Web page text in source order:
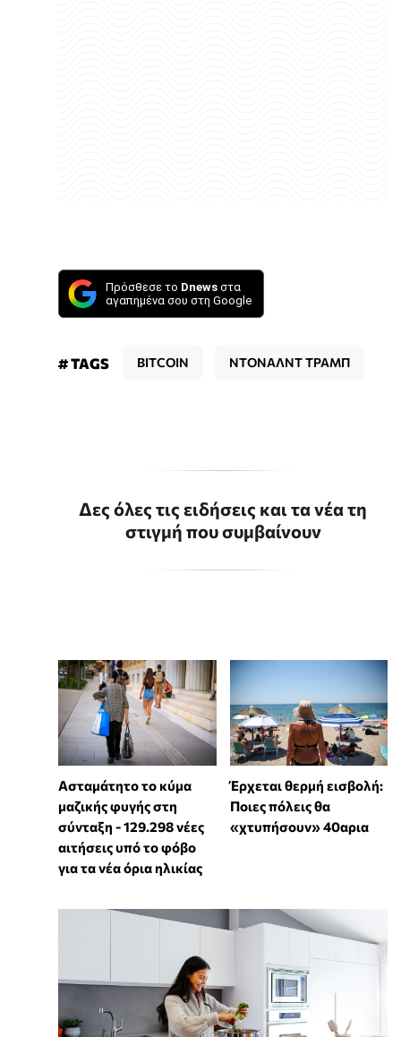
Πρόσθεσε το Dnews στα
αγαπημένα σου στη Google
# TAGS BITCOIN ΝΤΟΝΑΛΝΤ ΤΡΑΜΠ
Δες όλες τις ειδήσεις και τα νέα τη
στιγμή που συμβαίνουν
Ασταμάτητο το κύμα
μαζικής φυγής στη
σύνταξη - 129.298 νέες
αιτήσεις υπό το φόβο
για τα νέα όρια ηλικίας
Έρχεται θερμή εισβολή:
Ποιες πόλεις θα
«χτυπήσουν» 40αρια